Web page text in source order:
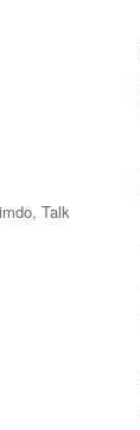
,Talk